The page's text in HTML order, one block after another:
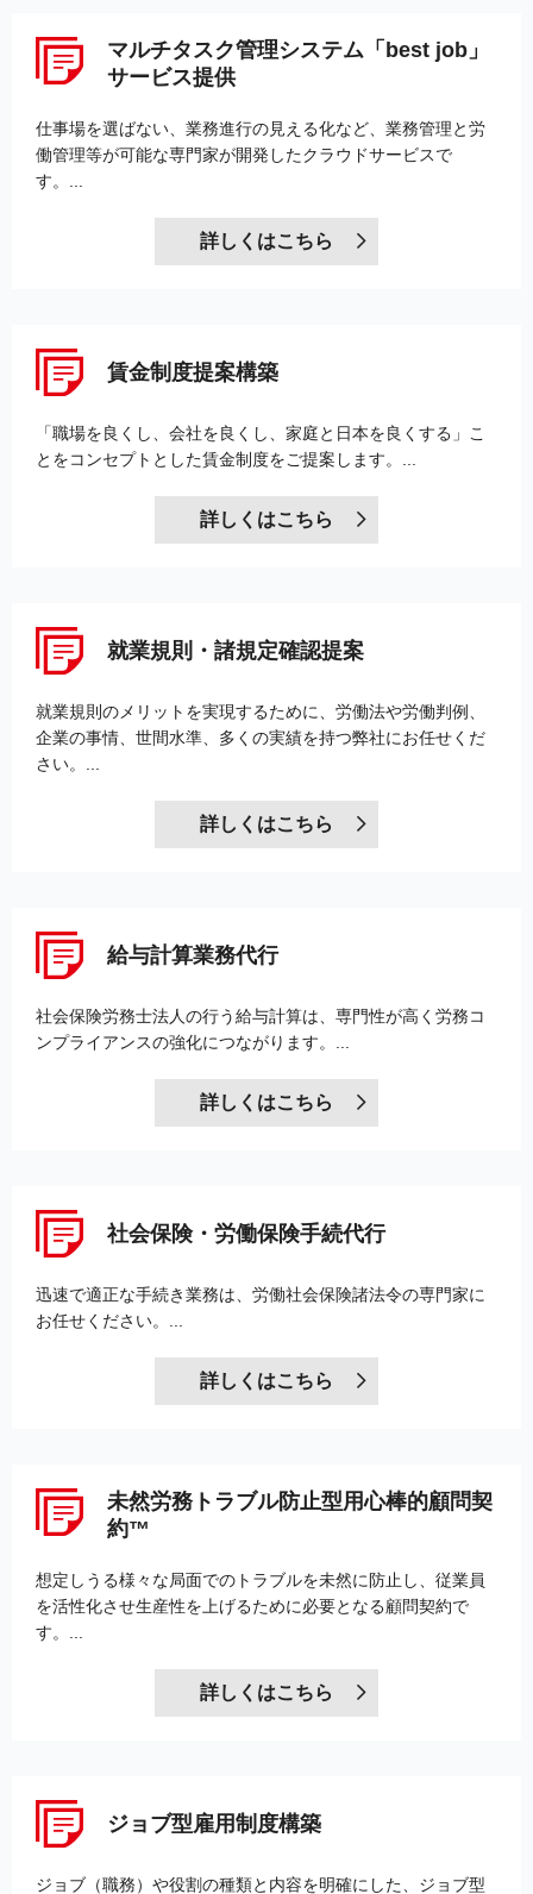
マルチタスク管理システム「best job」
サービス提供
仕事場を選ばない、業務進行の見える化など、業務管理と労
働管理等が可能な専門家が開発したクラウドサービスで
す。...
詳しくはこちら
賃金制度提案構築
「職場を良くし、会社を良くし、家庭と日本を良くする」こ
とをコンセプトとした賃金制度をご提案します。...
詳しくはこちら
就業規則・諸規定確認提案
就業規則のメリットを実現するために、労働法や労働判例、
企業の事情、世間水準、多くの実績を持つ弊社にお任せくだ
さい。...
詳しくはこちら
給与計算業務代行
社会保険労務士法人の行う給与計算は、専門性が高く労務コ
ンプライアンスの強化につながります。...
詳しくはこちら
社会保険・労働保険手続代行
迅速で適正な手続き業務は、労働社会保険諸法令の専門家に
お任せください。...
詳しくはこちら
未然労務トラブル防止型用心棒的顧問契
約™
想定しうる様々な局面でのトラブルを未然に防止し、従業員
を活性化させ生産性を上げるために必要となる顧問契約で
す。...
詳しくはこちら
ジョブ型雇用制度構築
ジョブ（職務）や役割の種類と内容を明確にした、ジョブ型